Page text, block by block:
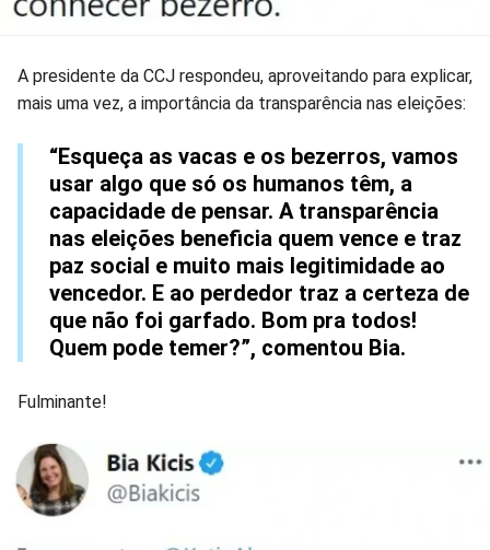
A presidente da CCJ respondeu, aproveitando para explicar,
mais uma vez, a importância da transparência nas eleições:
“Esqueça as vacas e os bezerros, vamos
usar algo que só os humanos têm, a
capacidade de pensar. A transparência
nas eleições beneficia quem vence e traz
paz social e muito mais legitimidade ao
vencedor. E ao perdedor traz a certeza de
que não foi garfado. Bom pra todos!
Quem pode temer?”, comentou Bia.
Fulminante!